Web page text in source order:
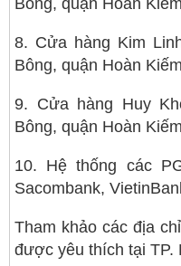
Bông, quận Hoàn
8. Cửa hàng Kim
Bông, quận Hoàn
9. Cửa hàng Huy
Bông, quận Hoàn
10. Hệ thống các
Sacombank,
Tham khảo các địa
được yêu thích tại TP.